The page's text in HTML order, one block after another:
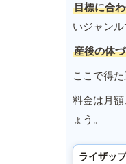
目標に合
いジャンル
産後の体
ここで得
料金は月
ょう。
ライザッ